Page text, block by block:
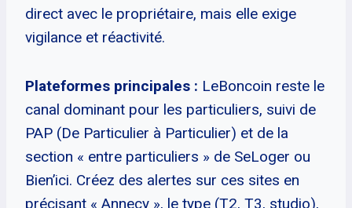
direct avec le propriétaire, mais elle exige
vigilance et réactivité.
Plateformes principales : LeBoncoin reste le
canal dominant pour les particuliers, suivi de
PAP (De Particulier à Particulier) et de la
section « entre particuliers » de SeLoger ou
Bien’ici. Créez des alertes sur ces sites en
précisant « Annecy », le type (T2, T3, studio),